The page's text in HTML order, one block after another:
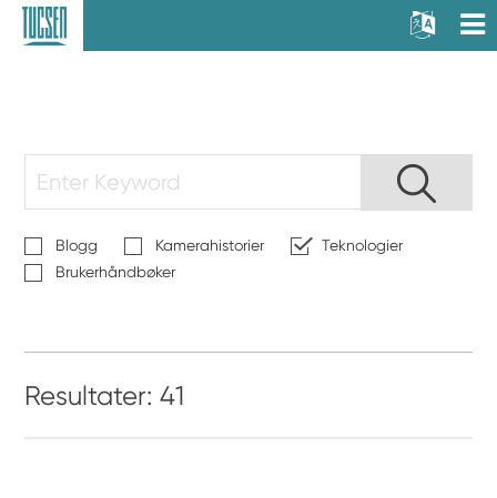
Blogg Kamerahistorier
Teknologier
Brukerhåndbøker
Resultater: 41